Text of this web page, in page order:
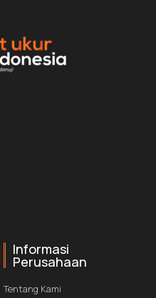
Informasi
Perusahaan
Tentang Kami